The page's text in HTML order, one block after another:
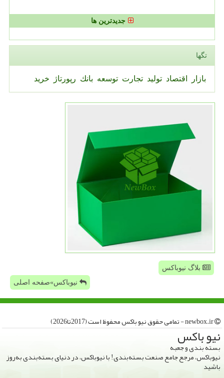
جدیدترین ها
تگها
بازار اقتصاد تولید تجارت توسعه بانك رپورتاژ خرید
بلاگ نیوباکس
نیوباکس»صفحه اصلی
نیو باكس
بسته بندی و جعبه
نیوباکس، مرجع جامع صنعت بسته‌بندی! با نیوباکس، در دنیای بسته‌بندی به‌روز
باشید